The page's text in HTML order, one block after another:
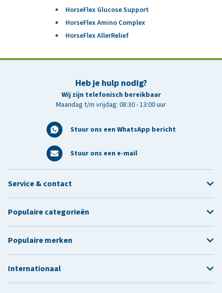
HorseFlex Glucose Support
HorseFlex Amino Complex
HorseFlex AllerRelief
Heb je hulp nodig?
Wij zijn telefonisch bereikbaar
Maandag t/m vrijdag: 08:30 - 13:00 uur
Stuur ons een WhatsApp bericht
Stuur ons een e-mail
Service & contact
Populaire categorieën
Populaire merken
Internationaal